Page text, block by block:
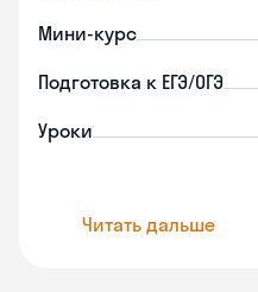
Мини-курс
Подготовка к ЕГЭ/ОГЭ
Уроки
Читать дальше